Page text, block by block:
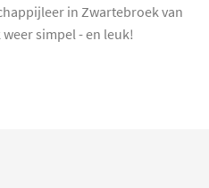
in Zwartebroek van
simpel - en leuk!